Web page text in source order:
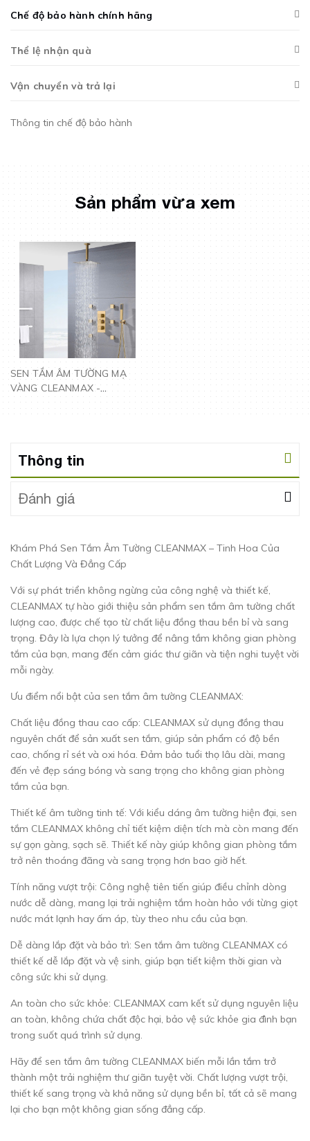
Chế độ bảo hành chính hãng
Thể lệ nhận quà
Vận chuyển và trả lại
Thông tin chế độ bảo hành
Sản phẩm vừa xem
SEN TẮM ÂM TƯỜNG MẠ
VÀNG CLEANMAX -
EU1103LS
Thông tin
Đánh giá
Khám Phá Sen Tắm Âm Tường CLEANMAX – Tinh Hoa Của
Chất Lượng Và Đẳng Cấp
Với sự phát triển không ngừng của công nghệ và thiết kế,
CLEANMAX tự hào giới thiệu sản phẩm sen tắm âm tường chất
lượng cao, được chế tạo từ chất liệu đồng thau bền bỉ và sang
trọng. Đây là lựa chọn lý tưởng để nâng tầm không gian phòng
tắm của bạn, mang đến cảm giác thư giãn và tiện nghi tuyệt vời
mỗi ngày.
Ưu điểm nổi bật của sen tắm âm tường CLEANMAX:
Chất liệu đồng thau cao cấp: CLEANMAX sử dụng đồng thau
nguyên chất để sản xuất sen tắm, giúp sản phẩm có độ bền
cao, chống rỉ sét và oxi hóa. Đảm bảo tuổi thọ lâu dài, mang
đến vẻ đẹp sáng bóng và sang trọng cho không gian phòng
tắm của bạn.
Thiết kế âm tường tinh tế: Với kiểu dáng âm tường hiện đại, sen
tắm CLEANMAX không chỉ tiết kiệm diện tích mà còn mang đến
sự gọn gàng, sạch sẽ. Thiết kế này giúp không gian phòng tắm
trở nên thoáng đãng và sang trọng hơn bao giờ hết.
Tính năng vượt trội: Công nghệ tiên tiến giúp điều chỉnh dòng
nước dễ dàng, mang lại trải nghiệm tắm hoàn hảo với từng giọt
nước mát lạnh hay ấm áp, tùy theo nhu cầu của bạn.
Dễ dàng lắp đặt và bảo trì: Sen tắm âm tường CLEANMAX có
thiết kế dễ lắp đặt và vệ sinh, giúp bạn tiết kiệm thời gian và
công sức khi sử dụng.
An toàn cho sức khỏe: CLEANMAX cam kết sử dụng nguyên liệu
an toàn, không chứa chất độc hại, bảo vệ sức khỏe gia đình bạn
trong suốt quá trình sử dụng.
Hãy để sen tắm âm tường CLEANMAX biến mỗi lần tắm trở
thành một trải nghiệm thư giãn tuyệt vời. Chất lượng vượt trội,
thiết kế sang trọng và khả năng sử dụng bền bỉ, tất cả sẽ mang
lại cho bạn một không gian sống đẳng cấp.